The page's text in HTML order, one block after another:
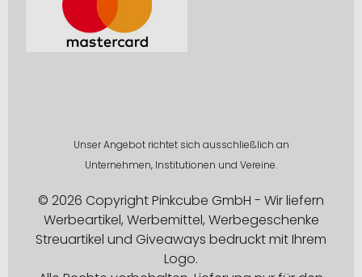
Unser Angebot richtet sich ausschließlich an
Unternehmen, Institutionen und Vereine.
© 2026 Copyright Pinkcube GmbH - Wir liefern
Werbeartikel, Werbemittel, Werbegeschenke
Streuartikel und Giveaways bedruckt mit Ihrem
Logo.